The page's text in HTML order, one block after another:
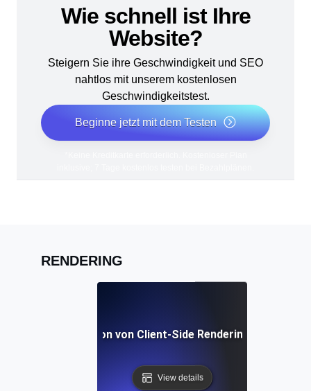
Wie schnell ist Ihre
Website?
Steigern Sie ihre Geschwindigkeit und SEO
nahtlos mit unserem kostenlosen
Geschwindigkeitstest.
Beginne jetzt mit dem Testen
RENDERING
Definition von Client-Side Rendering (CSR)
View details